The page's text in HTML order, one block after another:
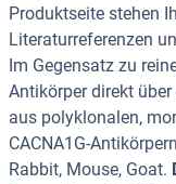
Produktseite stehen
Literaturreferenzen
Im Gegensatz zu
Antikörper direkt
aus polyklonalen,
CACNA1G-
Rabbit, Mouse, Goat.